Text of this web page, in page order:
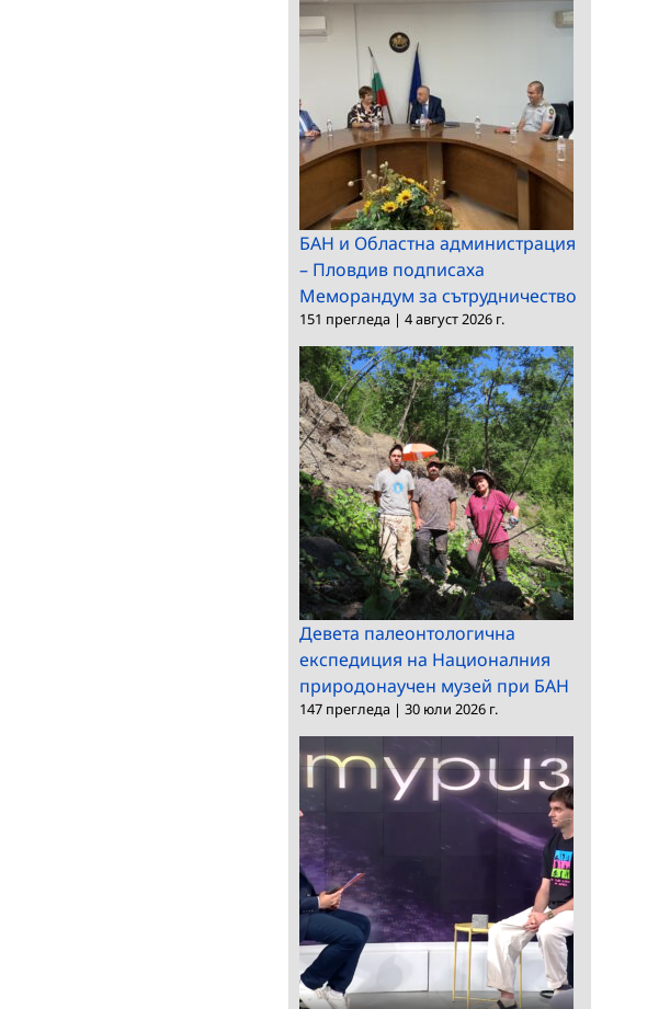
БАН и Областна администрация
– Пловдив подписаха
Меморандум за сътрудничество
151 прегледа | 4 август 2026 г.
Девета палеонтологична
експедиция на Националния
природонаучен музей при БАН
147 прегледа | 30 юли 2026 г.